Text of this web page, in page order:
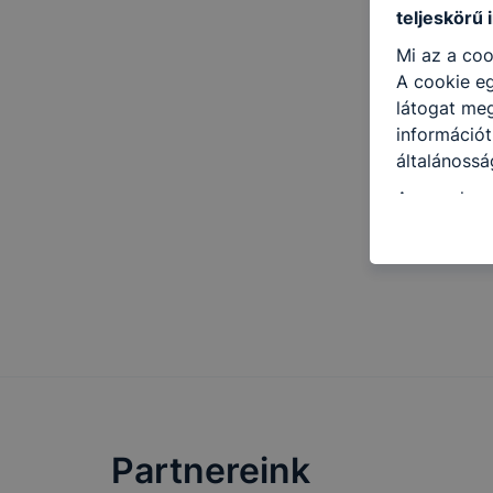
Partnereink
teljeskörű
Mi az a
A cookie
látogat
A
annak